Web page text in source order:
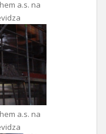
a.s. na
a.s. na